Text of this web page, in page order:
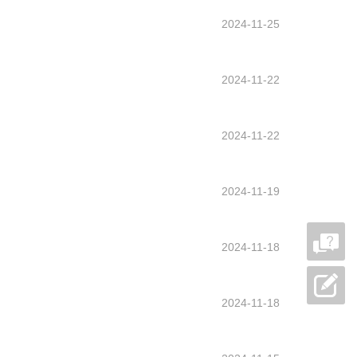
2024-11-25
2024-11-22
2024-11-22
2024-11-19
2024-11-18
2024-11-18